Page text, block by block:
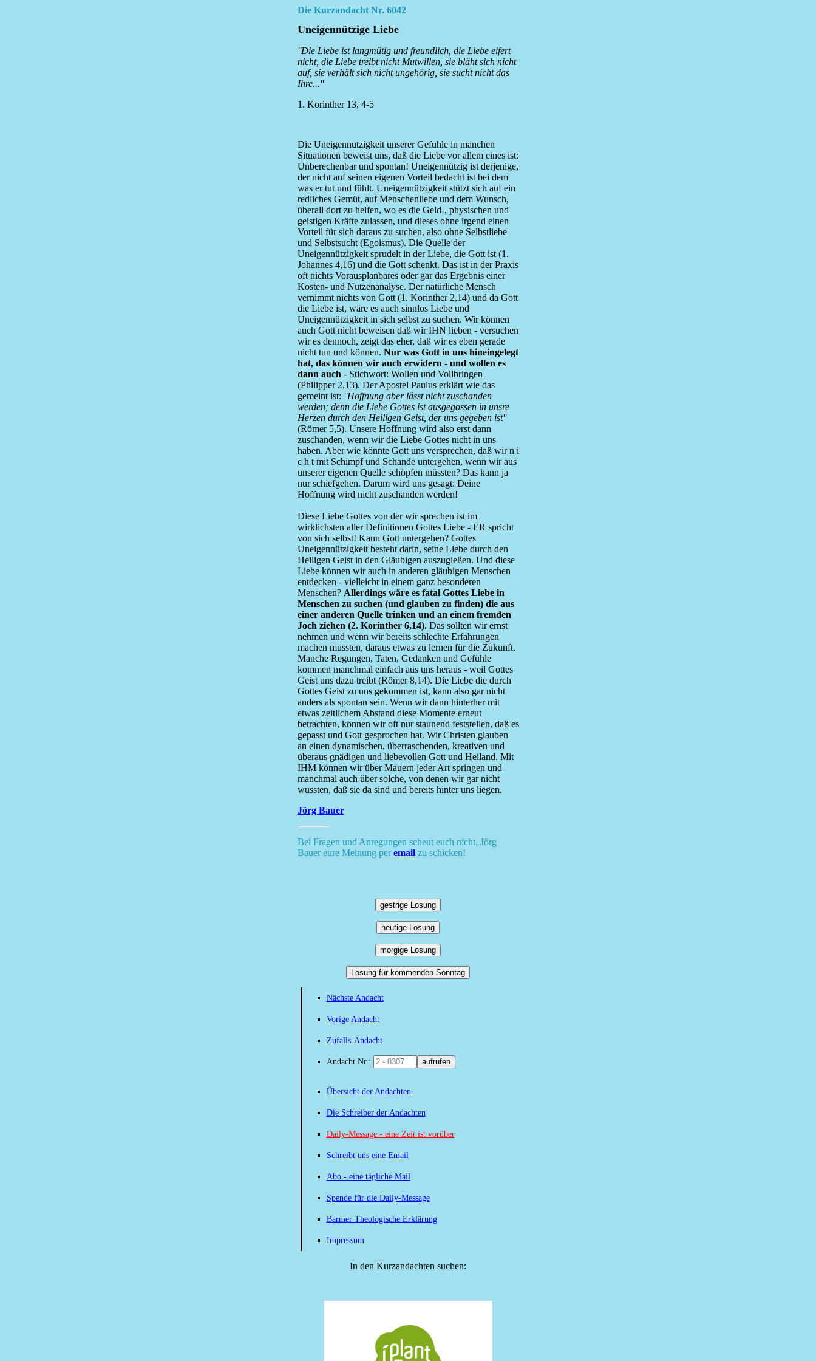
Die Kurzandacht Nr. 6042
Uneigennützige Liebe
''Die Liebe ist langmütig und freundlich, die Liebe eifert
nicht, die Liebe treibt nicht Mutwillen, sie bläht sich nicht
auf, sie verhält sich nicht ungehörig, sie sucht nicht das
Ihre...''
1. Korinther 13, 4-5
Die Uneigennützigkeit unserer Gefühle in manchen
Situationen beweist uns, daß die Liebe vor allem eines ist:
Unberechenbar und spontan! Uneigennützig ist derjenige,
der nicht auf seinen eigenen Vorteil bedacht ist bei dem
was er tut und fühlt. Uneigennützigkeit stützt sich auf ein
redliches Gemüt, auf Menschenliebe und dem Wunsch,
überall dort zu helfen, wo es die Geld-, physischen und
geistigen Kräfte zulassen, und dieses ohne irgend einen
Vorteil für sich daraus zu suchen, also ohne Selbstliebe
und Selbstsucht (Egoismus). Die Quelle der
Uneigennützigkeit sprudelt in der Liebe, die Gott ist (1.
Johannes 4,16) und die Gott schenkt. Das ist in der Praxis
oft nichts Vorausplanbares oder gar das Ergebnis einer
Kosten- und Nutzenanalyse. Der natürliche Mensch
vernimmt nichts von Gott (1. Korinther 2,14) und da Gott
die Liebe ist, wäre es auch sinnlos Liebe und
Uneigennützigkeit in sich selbst zu suchen. Wir können
auch Gott nicht beweisen daß wir IHN lieben - versuchen
wir es dennoch, zeigt das eher, daß wir es eben gerade
nicht tun und können. Nur was Gott in uns hineingelegt
hat, das können wir auch erwidern - und wollen es
dann auch - Stichwort: Wollen und Vollbringen
(Philipper 2,13). Der Apostel Paulus erklärt wie das
gemeint ist: ''Hoffnung aber lässt nicht zuschanden
werden; denn die Liebe Gottes ist ausgegossen in unsre
Herzen durch den Heiligen Geist, der uns gegeben ist''
(Römer 5,5). Unsere Hoffnung wird also erst dann
zuschanden, wenn wir die Liebe Gottes nicht in uns
haben. Aber wie könnte Gott uns versprechen, daß wir n i
c h t mit Schimpf und Schande untergehen, wenn wir aus
unserer eigenen Quelle schöpfen müssten? Das kann ja
nur schiefgehen. Darum wird uns gesagt: Deine
Hoffnung wird nicht zuschanden werden!
Diese Liebe Gottes von der wir sprechen ist im
wirklichsten aller Definitionen Gottes Liebe - ER spricht
von sich selbst! Kann Gott untergehen? Gottes
Uneigennützigkeit besteht darin, seine Liebe durch den
Heiligen Geist in den Gläubigen auszugießen. Und diese
Liebe können wir auch in anderen gläubigen Menschen
entdecken - vielleicht in einem ganz besonderen
Menschen? Allerdings wäre es fatal Gottes Liebe in
Menschen zu suchen (und glauben zu finden) die aus
einer anderen Quelle trinken und an einem fremden
Joch ziehen (2. Korinther 6,14).Das sollten wir ernst
nehmen und wenn wir bereits schlechte Erfahrungen
machen mussten, daraus etwas zu lernen für die Zukunft.
Manche Regungen, Taten, Gedanken und Gefühle
kommen manchmal einfach aus uns heraus - weil Gottes
Geist uns dazu treibt (Römer 8,14). Die Liebe die durch
Gottes Geist zu uns gekommen ist, kann also gar nicht
anders als spontan sein. Wenn wir dann hinterher mit
etwas zeitlichem Abstand diese Momente erneut
betrachten, können wir oft nur staunend feststellen, daß es
gepasst und Gott gesprochen hat. Wir Christen glauben
an einen dynamischen, überraschenden, kreativen und
überaus gnädigen und liebevollen Gott und Heiland. Mit
IHM können wir über Mauern jeder Art springen und
manchmal auch über solche, von denen wir gar nicht
wussten, daß sie da sind und bereits hinter uns liegen.
Jörg Bauer
Bei Fragen und Anregungen scheut euch nicht, Jörg
Bauer eure Meinung peremailzu schicken!
gestrige Losung
heutige Losung
morgige Losung
Losung für kommenden Sonntag
Nächste Andacht
Vorige Andacht
Zufalls-Andacht
Andacht Nr.: aufrufen
Übersicht der Andachten
Die Schreiber der Andachten
Daily-Message - eine Zeit ist vorüber
Schreibt uns eine Email
Abo - eine tägliche Mail
Spende für die Daily-Message
Barmer Theologische Erklärung
Impressum
In den Kurzandachten suchen: